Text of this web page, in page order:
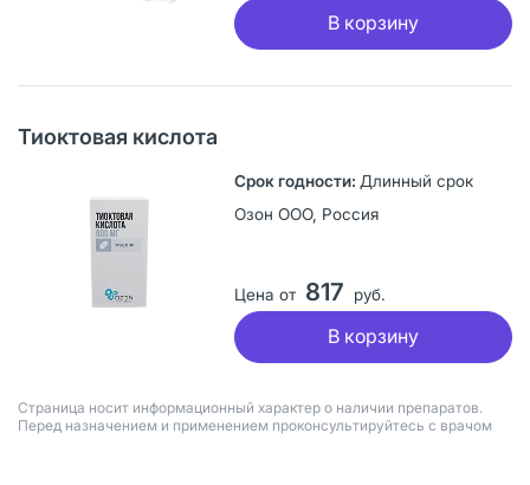
В корзину
Тиоктовая кислота
Длинный срок
Озон ООО, Россия
Цена от 817 руб.
В корзину
Страница носит информационный характер о наличии препаратов.
Перед назначением и применением проконсультируйтесь с врачом